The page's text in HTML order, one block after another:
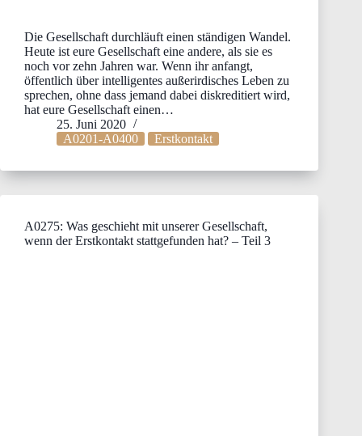
Die Gesellschaft durchläuft einen ständigen Wandel.
Heute ist eure Gesellschaft eine andere, als sie es
noch vor zehn Jahren war. Wenn ihr anfangt,
öffentlich über intelligentes außerirdisches Leben zu
sprechen, ohne dass jemand dabei diskreditiert wird,
hat eure Gesellschaft einen…
25. Juni 2020
A0201-A0400
Erstkontakt
A0275: Was geschieht mit unserer Gesellschaft,
wenn der Erstkontakt stattgefunden hat? – Teil 3